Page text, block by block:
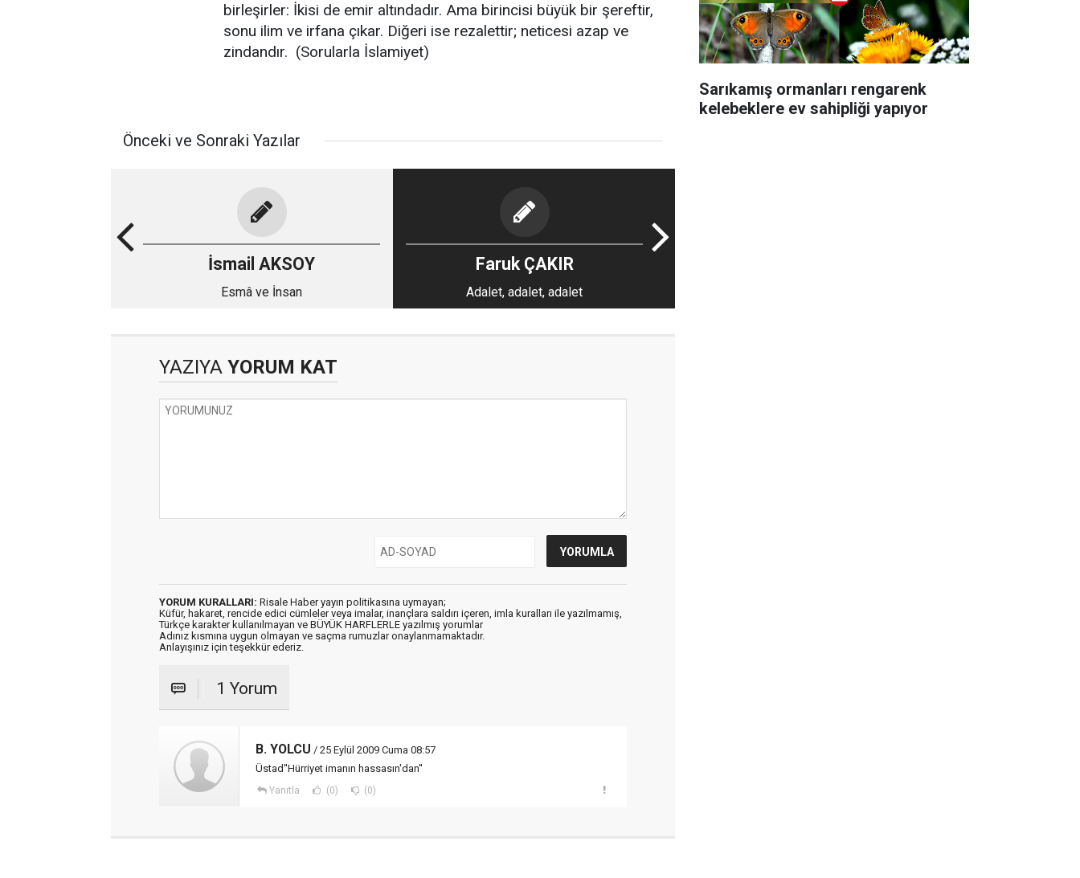
birleşirler: İkisi de emir altındadır. Ama birincisi büyük bir şereftir,
sonu ilim ve irfana çıkar. Diğeri ise rezalettir; neticesi azap ve
zindandır. (Sorularla İslamiyet)
Önceki ve Sonraki Yazılar
İsmail AKSOY
Esmâ ve İnsan
Faruk ÇAKIR
Adalet, adalet, adalet
YAZIYA YORUM KAT
YORUM KURALLARI: Risale Haber yayın politikasına uymayan;
Küfür, hakaret, rencide edici cümleler veya imalar, inançlara saldırı içeren, imla kuralları ile yazılmamış,
Türkçe karakter kullanılmayan ve BÜYÜK HARFLERLE yazılmış yorumlar
Adınız kısmına uygun olmayan ve saçma rumuzlar onaylanmamaktadır.
Anlayışınız için teşekkür ederiz.
1 Yorum
B. YOLCU / 25 Eylül 2009 Cuma 08:57
Üstad''Hürriyet imanın hassasın'dan''
Yanıtla (0) (0)
Sarıkamış ormanları rengarenk
kelebeklere ev sahipliği yapıyor